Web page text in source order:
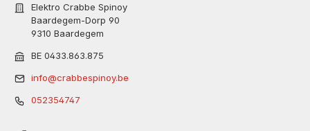
Elektro Crabbe Spinoy
Baardegem-Dorp 90
9310 Baardegem
BE 0433.863.875
info@crabbespinoy.be
052354747